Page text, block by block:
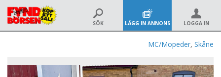
SÖK LÄGG IN ANNONS LOGGA IN
MC/Mopeder, Skåne